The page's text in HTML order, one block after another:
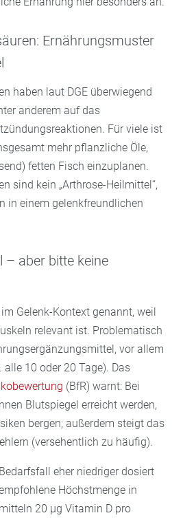
Ernährungsmuster
haben laut DGE überwiegend
anderem auf das
Für viele ist
mehr pflanzliche Öle,
fetten Fisch einzuplanen.
sind kein „Arthrose-Heilmittel“,
in einem gelenkfreundlichen
– aber bitte keine
Gelenk-Kontext genannt, weil
relevant ist. Problematisch
vor allem
alle 10 oder 20 Tage). Das
(BfR) warnt: Bei
Blutspiegel erreicht werden,
bergen; außerdem steigt das
(versehentlich zu häufig).
eher niedriger dosiert
Höchstmenge in
20 µg Vitamin D pro